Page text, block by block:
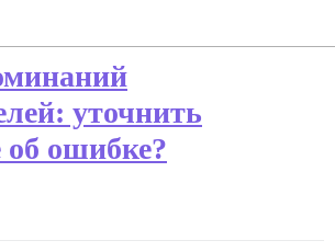
уточнить
об ошибке?